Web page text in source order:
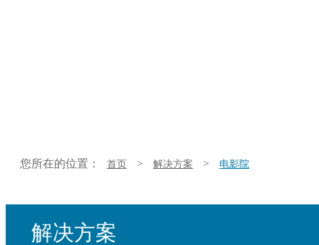
您所在的位置： 首页 > 解决方案 > 电影院
解决方案